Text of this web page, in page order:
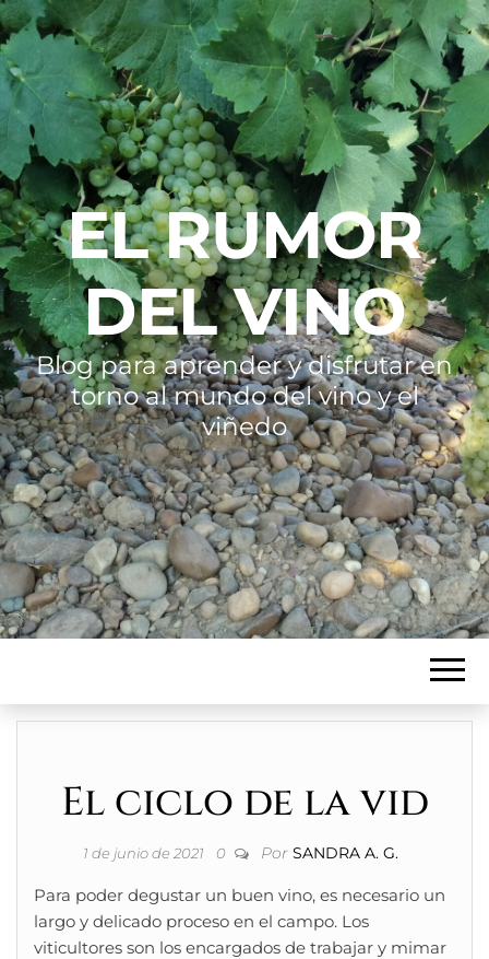
EL RUMOR
DEL VINO
Blog para aprender y disfrutar en
torno al mundo del vino y el
viñedo
El ciclo de la vid
1 de junio de 2021 0 Por SANDRA A. G.
Para poder degustar un buen vino, es necesario un
largo y delicado proceso en el campo. Los
viticultores son los encargados de trabajar y mimar